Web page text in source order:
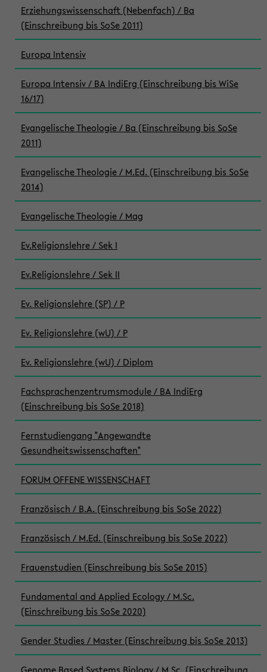
Erziehungswissenschaft (Nebenfach) / Ba
(Einschreibung bis SoSe 2011)
Europa Intensiv
Europa Intensiv / BA IndiErg (Einschreibung bis WiSe
16/17)
Evangelische Theologie / Ba (Einschreibung bis SoSe
2011)
Evangelische Theologie / M.Ed. (Einschreibung bis SoSe
2014)
Evangelische Theologie / Mag
Ev.Religionslehre / Sek I
Ev.Religionslehre / Sek II
Ev. Religionslehre (SP) / P
Ev. Religionslehre (wU) / P
Ev. Religionslehre (wU) / Diplom
Fachsprachenzentrumsmodule / BA IndiErg
(Einschreibung bis SoSe 2018)
Fernstudiengang "Angewandte
Gesundheitswissenschaften"
FORUM OFFENE WISSENSCHAFT
Französisch / B.A. (Einschreibung bis SoSe 2022)
Französisch / M.Ed. (Einschreibung bis SoSe 2022)
Frauenstudien (Einschreibung bis SoSe 2015)
Fundamental and Applied Ecology / M.Sc.
(Einschreibung bis SoSe 2020)
Gender Studies / Master (Einschreibung bis SoSe 2013)